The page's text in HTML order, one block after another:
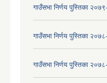
गाउँसभा निर्णय पुस्तिका
गाउँसभा निर्णय पुस्तिका
गाउँसभा निर्णय पुस्तिका